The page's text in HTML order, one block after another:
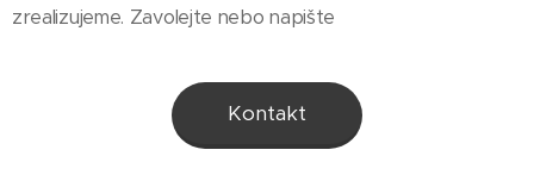
zrealizujeme. Zavolejte nebo napište
Kontakt